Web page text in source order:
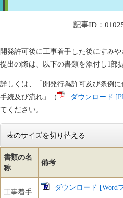
記事ID：
開発許可後に工事着手した後にすみや
提出の際は、以下の書類を添付し1部
詳しくは、「開発行為許可及び条例
手続及び流れ」（
ダウンロード
てください。
表のサイズを切り替える
書類の名
称
備考
工事着手
ダウンロード [Word